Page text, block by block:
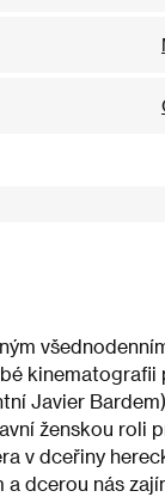
Javier
ženskou
v dceřiny
dcerou nás